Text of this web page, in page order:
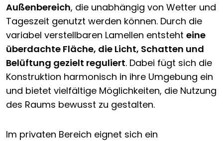
Außenbereich, die unabhängig von Wetter und
Tageszeit genutzt werden können. Durch die
variabel verstellbaren Lamellen entsteht eine
überdachte Fläche, die Licht, Schatten und
Belüftung gezielt reguliert. Dabei fügt sich die
Konstruktion harmonisch in ihre Umgebung ein
und bietet vielfältige Möglichkeiten, die Nutzung
des Raums bewusst zu gestalten.
Im privaten Bereich eignet sich ein